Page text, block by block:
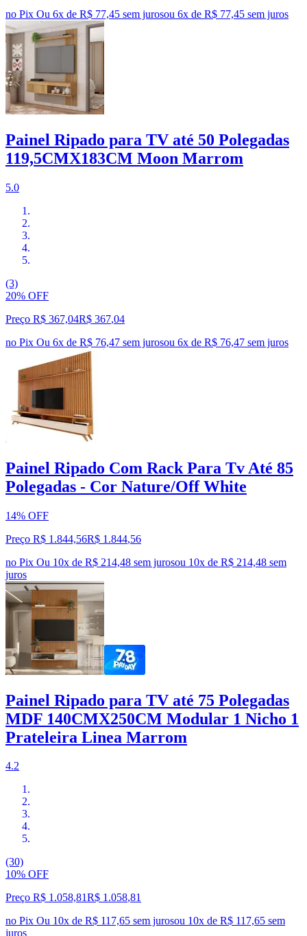
no Pix Ou 6x de R$ 77,45 sem jurosou 6x de R$ 77,45 sem juros
Painel Ripado para TV até 50 Polegadas
119,5CMX183CM Moon Marrom
5.0
(3)
20% OFF
Preço R$ 367,04R$ 367,04
no Pix Ou 6x de R$ 76,47 sem jurosou 6x de R$ 76,47 sem juros
Painel Ripado Com Rack Para Tv Até 85
Polegadas - Cor Nature/Off White
14% OFF
Preço R$ 1.844,56R$ 1.844,56
no Pix Ou 10x de R$ 214,48 sem jurosou 10x de R$ 214,48 sem
juros
Painel Ripado para TV até 75 Polegadas
MDF 140CMX250CM Modular 1 Nicho 1
Prateleira Linea Marrom
4.2
(30)
10% OFF
Preço R$ 1.058,81R$ 1.058,81
no Pix Ou 10x de R$ 117,65 sem jurosou 10x de R$ 117,65 sem
juros